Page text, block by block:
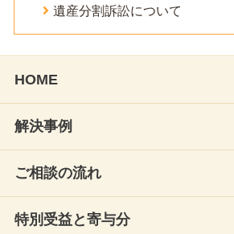
遺産分割訴訟について
HOME
解決事例
ご相談の流れ
特別受益と寄与分